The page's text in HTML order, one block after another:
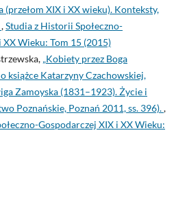
(przełom XIX i XX wieku). Konteksty,
,Studia z Historii Społeczno-
Wieku: Tom 15 (2015)
„Kobiety przez Boga
książce Katarzyny Czachowskiej,
Zamoyska (1831–1923). Życie i
Poznańskie, Poznań 2011, ss. 396).,
Gospodarczej XIX i XX Wieku: